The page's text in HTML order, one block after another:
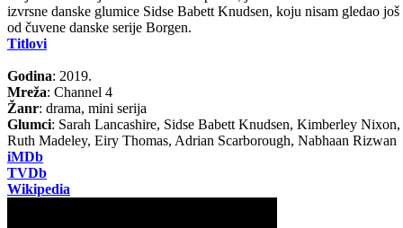
izvrsne danske glumice Sidse Babett Knudsen, koju nisam gledao još
od čuvene danske serije Borgen.
Titlovi
Godina: 2019.
Mreža: Channel 4
Žanr: drama, mini serija
Glumci: Sarah Lancashire, Sidse Babett Knudsen, Kimberley Nixon,
Ruth Madeley, Eiry Thomas, Adrian Scarborough, Nabhaan Rizwan
iMDb
TVDb
Wikipedia